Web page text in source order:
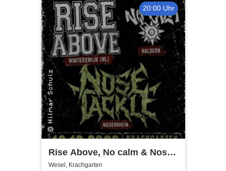
20:00 Uhr
Rise Above, No calm & Nose
Tackle | Krachgarten Wesel
Wesel, Krachgarten